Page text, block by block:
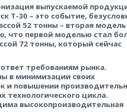
выпускаемой
Т-30 – это событие,
52 тонны – вторая
что первой моделью стал
72 тонны, который сейчас
требованиям рынка.
в минимизации своих
и повышении
технологического цикла.
высокопроизводительная